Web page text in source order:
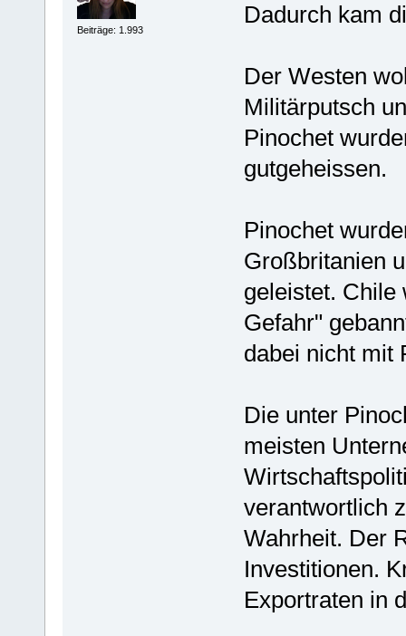
Beiträge: 1.993
Dadurch kam
Der Westen
Militärputsch
Pinochet
gutgeheissen.
Pinochet
Großbritanien
geleistet. Chile
Gefahr"
dabei nicht mit
Die unter
meisten
verantwortlich
Wahrheit. Der
Investitionen.
Exportraten in